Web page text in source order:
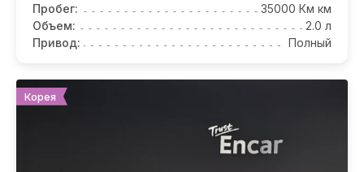
Пробег:
35000 Км км
Объем:
2.0 л
Привод:
Полный
Корея